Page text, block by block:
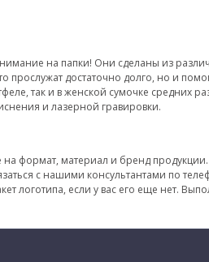
на папки! Они сделаны из
достаточно долго, но и
так и в женской сумочке средних
и лазерной гравировки.
формат, материал и бренд
с нашими консультантами по
логотипа, если у вас его еще нет.